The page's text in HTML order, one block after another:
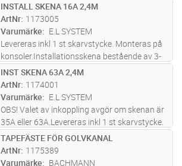
ST Lägg i kundvagn
INSTALL SKENA 16A 2,4M
ArtNr 1173005
Varumärke
E.L SYSTEM
Levereras inkl 1 st skarvstycke. Monteras på
konsoler.Installationsskena bestående av 3-
fas huvudgrupp 16 A 400 V med nolla och
skyddsjord samt 1-fasprioriterad grupp 16A
230V med nolla och skyddsjor
ST Lägg i kundvagn
INST SKENA 63A 2,4M
ArtNr 1174001
Varumärke
E.L SYSTEM
OBS! Valet av inkoppling avgör om skenan är
35A eller 63A.Levereras inkl 1 st skarvstycke.
Monteras på konsoler.Installationsskena
bestående av 3-fas huvudgrupp 63 A, 400 V
med nolla och skyddsjord s
ST Lägg i kundvagn
TAPEFÄSTE FÖR GOLVKANAL
ArtNr 1175389
Varumärke
BACHMANN